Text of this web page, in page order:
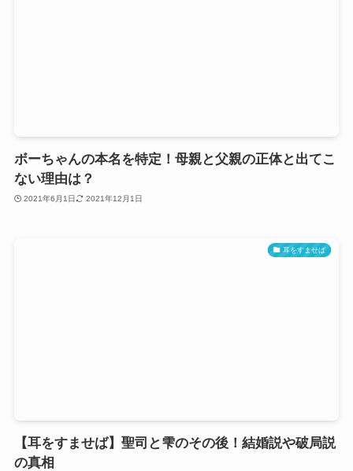
ボーちゃんの本名を特定！母親と父親の正体と出てこ
ない理由は？
2021年6月1日 2021年12月1日
耳をすませば
【耳をすませば】聖司と雫のその後！結婚説や破局説
の真相